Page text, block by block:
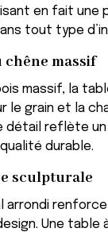
en fait une
tout type
chêne massif
massif, la
le grain et la
détail reflète un
durable.
sculpturale
arrondi
Une table